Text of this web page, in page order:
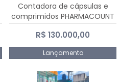
Contadora de cápsulas e
comprimidos PHARMACOUNT
- 2-2R3
R$ 130.000,00
Lançamento